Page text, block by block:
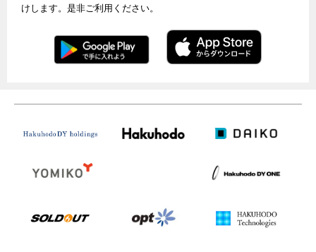
けします。是非ご利用ください。